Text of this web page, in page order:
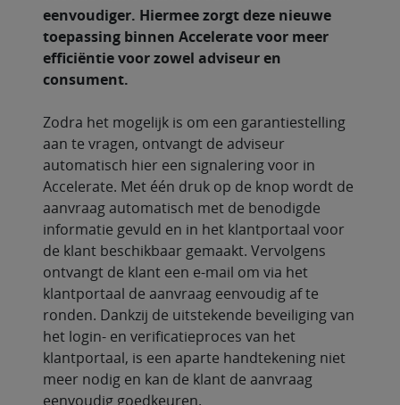
eenvoudiger. Hiermee zorgt deze nieuwe
toepassing binnen Accelerate voor meer
efficiëntie voor zowel adviseur en
consument.
Zodra het mogelijk is om een garantiestelling
aan te vragen, ontvangt de adviseur
automatisch hier een signalering voor in
Accelerate. Met één druk op de knop wordt de
aanvraag automatisch met de benodigde
informatie gevuld en in het klantportaal voor
de klant beschikbaar gemaakt. Vervolgens
ontvangt de klant een e-mail om via het
klantportaal de aanvraag eenvoudig af te
ronden. Dankzij de uitstekende beveiliging van
het login- en verificatieproces van het
klantportaal, is een aparte handtekening niet
meer nodig en kan de klant de aanvraag
eenvoudig goedkeuren.